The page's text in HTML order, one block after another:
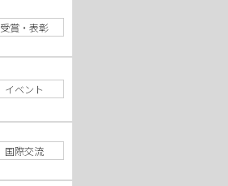
受賞・表彰
イベント
国際交流